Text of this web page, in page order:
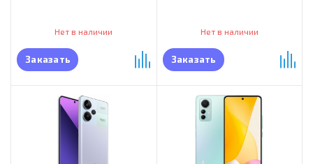
Нет в наличии
Заказать
Нет в наличии
Заказать